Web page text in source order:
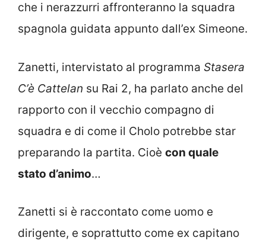
che i nerazzurri affronteranno la squadra
spagnola guidata appunto dall’ex Simeone.
Zanetti, intervistato al programma Stasera
C’è Cattelan su Rai 2, ha parlato anche del
rapporto con il vecchio compagno di
squadra e di come il Cholo potrebbe star
preparando la partita. Cioè con quale
stato d’animo…
Zanetti si è raccontato come uomo e
dirigente, e soprattutto come ex capitano